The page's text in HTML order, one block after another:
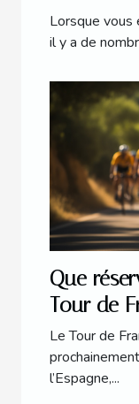
immobilier
Lorsque vous
il y a de
Que
Tour de
Le Tour de
l’Espagne,...